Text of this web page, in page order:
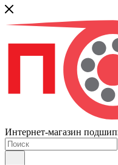
Интернет-магазин